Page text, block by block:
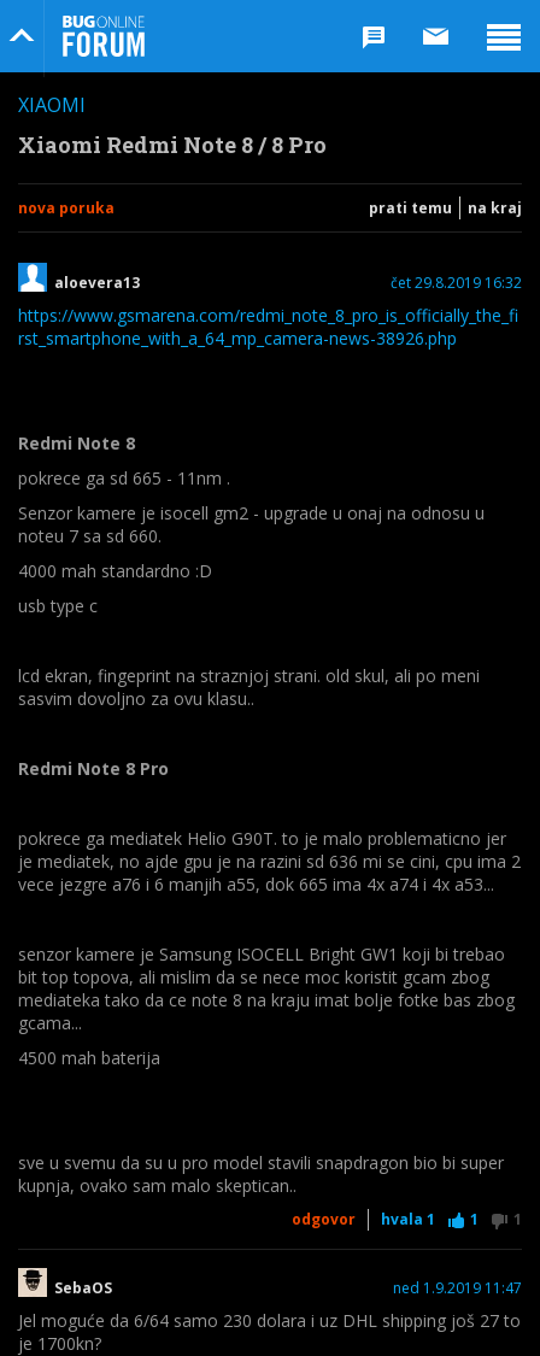
Bug Online Forum
XIAOMI
Xiaomi Redmi Note 8 / 8 Pro
nova poruka prati temu na kraj
aloevera13 čet 29.8.2019 16:32
https://www.gsmarena.com/redmi_note_8_pro_is_officially_the_fi
rst_smartphone_with_a_64_mp_camera-news-38926.php
Redmi Note 8
pokrece ga sd 665 - 11nm .
Senzor kamere je isocell gm2 - upgrade u onaj na odnosu u
noteu 7 sa sd 660.
4000 mah standardno :D
usb type c
lcd ekran, fingeprint na straznjoj strani. old skul, ali po meni
sasvim dovoljno za ovu klasu..
Redmi Note 8 Pro
pokrece ga mediatek Helio G90T. to je malo problematicno jer
je mediatek, no ajde gpu je na razini sd 636 mi se cini, cpu ima 2
vece jezgre a76 i 6 manjih a55, dok 665 ima 4x a74 i 4x a53...
senzor kamere je Samsung ISOCELL Bright GW1 koji bi trebao
bit top topova, ali mislim da se nece moc koristit gcam zbog
mediateka tako da ce note 8 na kraju imat bolje fotke bas zbog
gcama...
4500 mah baterija
sve u svemu da su u pro model stavili snapdragon bio bi super
kupnja, ovako sam malo skeptican..
odgovor hvala 1 1 1
SebaOS ned 1.9.2019 11:47
Jel moguće da 6/64 samo 230 dolara i uz DHL shipping još 27 to
je 1700kn?